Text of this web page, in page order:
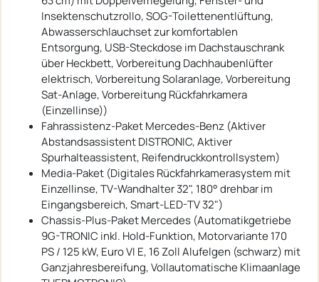
Insektenschutzrollo, SOG-Toilettenentlüftung,
Abwasserschlauchset zur komfortablen
Entsorgung, USB-Steckdose im Dachstauschrank
über Heckbett, Vorbereitung Dachhaubenlüfter
elektrisch, Vorbereitung Solaranlage, Vorbereitung
Sat-Anlage, Vorbereitung Rückfahrkamera
(Einzellinse))
Fahrassistenz-Paket Mercedes-Benz (Aktiver
Abstandsassistent DISTRONIC, Aktiver
Spurhalteassistent, Reifendruckkontrollsystem)
Media-Paket (Digitales Rückfahrkamerasystem mit
Einzellinse, TV-Wandhalter 32", 180° drehbar im
Eingangsbereich, Smart-LED-TV 32")
Chassis-Plus-Paket Mercedes (Automatikgetriebe
9G-TRONIC inkl. Hold-Funktion, Motorvariante 170
PS / 125 kW, Euro VI E, 16 Zoll Alufelgen (schwarz) mit
Ganzjahresbereifung, Vollautomatische Klimaanlage